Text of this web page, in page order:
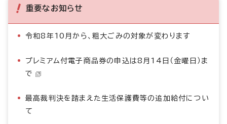
重要なお知らせ
令和8年10月から、粗大ごみの対象が変わります
プレミアム付電子商品券の申込は8月14日（金曜日）ま
で
最高裁判決を踏まえた生活保護費等の追加給付につい
て